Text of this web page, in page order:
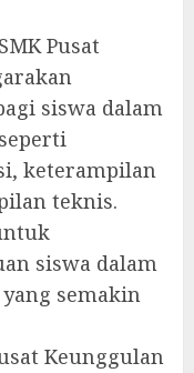
Pusat
siswa dalam
keterampilan
teknis.
siswa dalam
semakin
Keunggulan